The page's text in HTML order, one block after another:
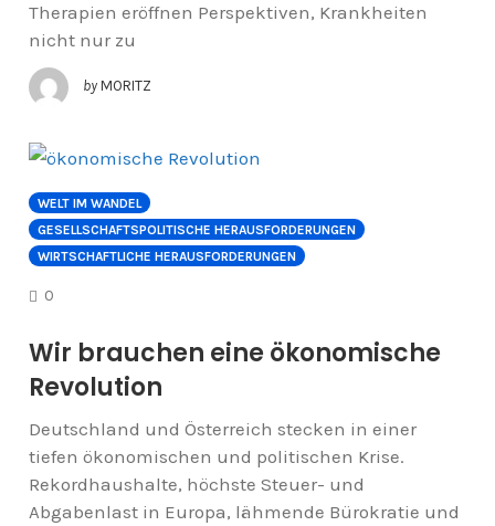
Therapien eröffnen Perspektiven, Krankheiten
nicht nur zu
by MORITZ
WELT IM WANDEL
GESELLSCHAFTSPOLITISCHE HERAUSFORDERUNGEN
WIRTSCHAFTLICHE HERAUSFORDERUNGEN
0
Wir brauchen eine ökonomische
Revolution
Deutschland und Österreich stecken in einer
tiefen ökonomischen und politischen Krise.
Rekordhaushalte, höchste Steuer- und
Abgabenlast in Europa, lähmende Bürokratie und